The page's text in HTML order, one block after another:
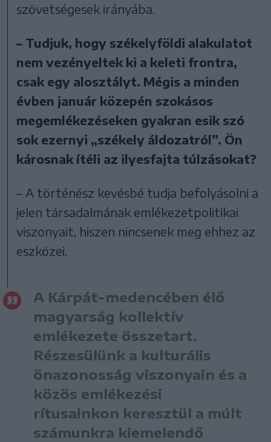
szövetségesek irányába.
– Tudjuk, hogy székelyföldi alakulatot
nem vezényeltek ki a keleti frontra,
csak egy alosztályt. Mégis a minden
évben január közepén szokásos
megemlékezéseken gyakran esik szó
sok ezernyi „székely áldozatról”. Ön
károsnak ítéli az ilyesfajta túlzásokat?
– A történész kevésbé tudja befolyásolni a
jelen társadalmának emlékezetpolitikai
viszonyait, hiszen nincsenek meg ehhez az
eszközei.
A Kárpát-medencében élő
magyarság kollektív
emlékezete összetart.
Részesülünk a kulturális
önazonosság viszonyain és a
közös emlékezési
rítusainkon keresztül a múlt
számunkra kiemelendő